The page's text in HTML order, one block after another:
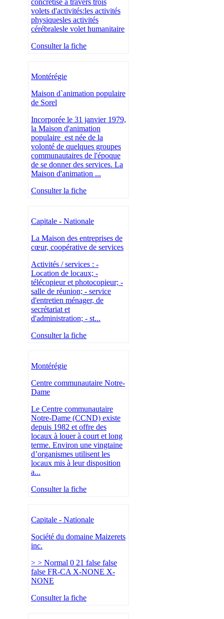
concrétise à travers trois
volets d'activités:les activités
physiquesles activités
cérébralesle volet humanitaire
Consulter la fiche
Montérégie
Maison d`animation populaire
de Sorel
Incorporée le 31 janvier 1979,
la Maison d'animation
populaire est née de la
volonté de quelques groupes
communautaires de l'époque
de se donner des services. La
Maison d'animation ...
Consulter la fiche
Capitale - Nationale
La Maison des entreprises de
cœur, coopérative de services
Activités / services : -
Location de locaux; -
télécopieur et photocopieur; -
salle de réunion; - service
d'entretien ménager, de
secrétariat et
d'administration; - st...
Consulter la fiche
Montérégie
Centre communautaire Notre-
Dame
Le Centre communautaire
Notre-Dame (CCND) existe
depuis 1982 et offre des
locaux à louer à court et long
terme. Environ une vingtaine
d’organismes utilisent les
locaux mis à leur disposition
a...
Consulter la fiche
Capitale - Nationale
Société du domaine Maizerets
inc.
> > Normal 0 21 false false
false FR-CA X-NONE X-
NONE
Consulter la fiche